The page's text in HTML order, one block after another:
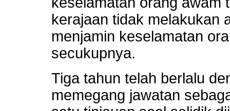
kerajaan tidak melakukan
menjamin keselamatan
secukupnya.
Tiga tahun telah berlalu
memegang jawatan